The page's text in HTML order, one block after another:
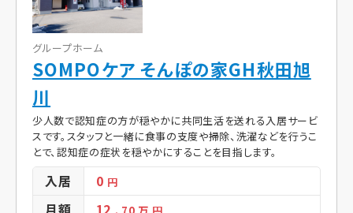
グループホーム
SOMPOケア そんぽの家GH秋田旭
川
少人数で認知症の方が穏やかに共同生活を送れる入居サービ
スです。スタッフと一緒に食事の支度や掃除、洗濯などを行うこ
とで、認知症の症状を穏やかにすることを目指します。
入居 0 円
月額 12